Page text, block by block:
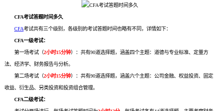
CFA考试答题时间多久
CFA考试共有三个级别，各级别的考试答题时间也略有不同，详情如下：
CFA一级考试：
第一场考试（2小时15分钟）：共有90道选择题，涵盖四个主题：道德与专业标准、定量方
法、经济学、财务报告与分析。
第二场考试（2小时15分钟）：共有90道选择题，涵盖六个主题：公司金融、权益投资、固定
收益、衍生品、另类投资和投资组合管理。
CFA二级考试：